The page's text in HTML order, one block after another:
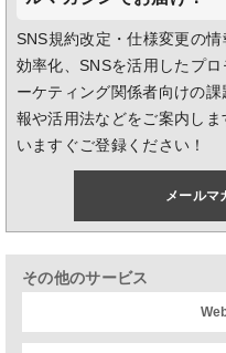
SNS規約改定・仕様変更の
効率化、SNSを活用したプ
ーケティング関係者向けの
報や活用法などをご案内しま
いますぐご登録ください！
メールマ
その他のサービス